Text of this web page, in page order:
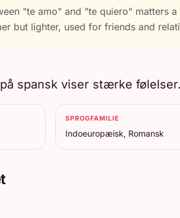
"te amo" and "te quiero"
but lighter, used for friends and
spansk viser stærke
SPROGFAMILIE
Indoeuropæisk, Romansk